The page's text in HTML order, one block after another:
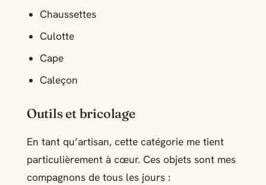
Chaussettes
Culotte
Cape
Caleçon
Outils et bricolage
En tant qu’artisan, cette catégorie me tient
particulièrement à cœur. Ces objets sont mes
compagnons de tous les jours :